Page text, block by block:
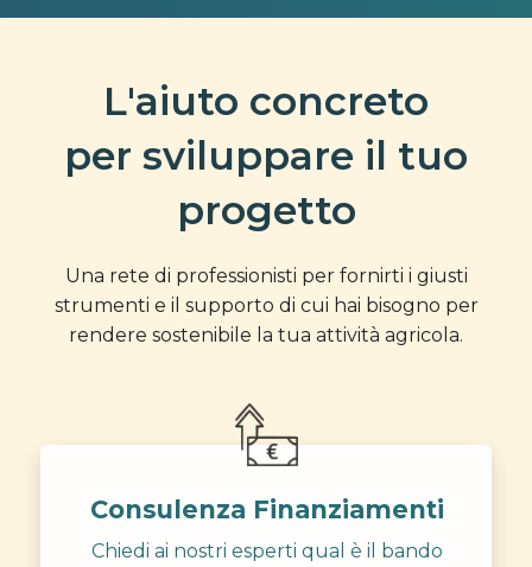
L'aiuto concreto
per sviluppare il tuo
progetto
Una rete di professionisti per fornirti i giusti
strumenti e il supporto di cui hai bisogno per
rendere sostenibile la tua attività agricola.
Consulenza Finanziamenti
Chiedi ai nostri esperti qual è il bando